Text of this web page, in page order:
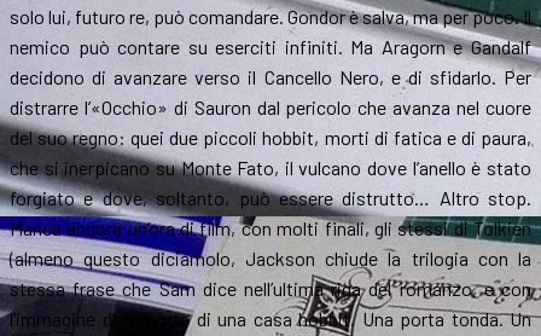
solo lui, futuro re, può comandare. Gondor è salva, ma per poco. Il
nemico può contare su eserciti infiniti. Ma Aragorn e Gandalf
decidono di avanzare verso il Cancello Nero, e di sfidarlo. Per
distrarre l’«Occhio» di Sauron dal pericolo che avanza nel cuore
del suo regno: quei due piccoli hobbit, morti di fatica e di paura,
che si inerpicano su Monte Fato, il vulcano dove l’anello è stato
forgiato e dove, soltanto, può essere distrutto… Altro stop.
Manca ancora un’ora di film, con molti finali, gli stessi di Tolkien
(almeno questo diciamolo, Jackson chiude la trilogia con la
stessa frase che Sam dice nell’ultima riga del romanzo, e con
l’immagine della porta di una casa hobbit. Una porta tonda. Un